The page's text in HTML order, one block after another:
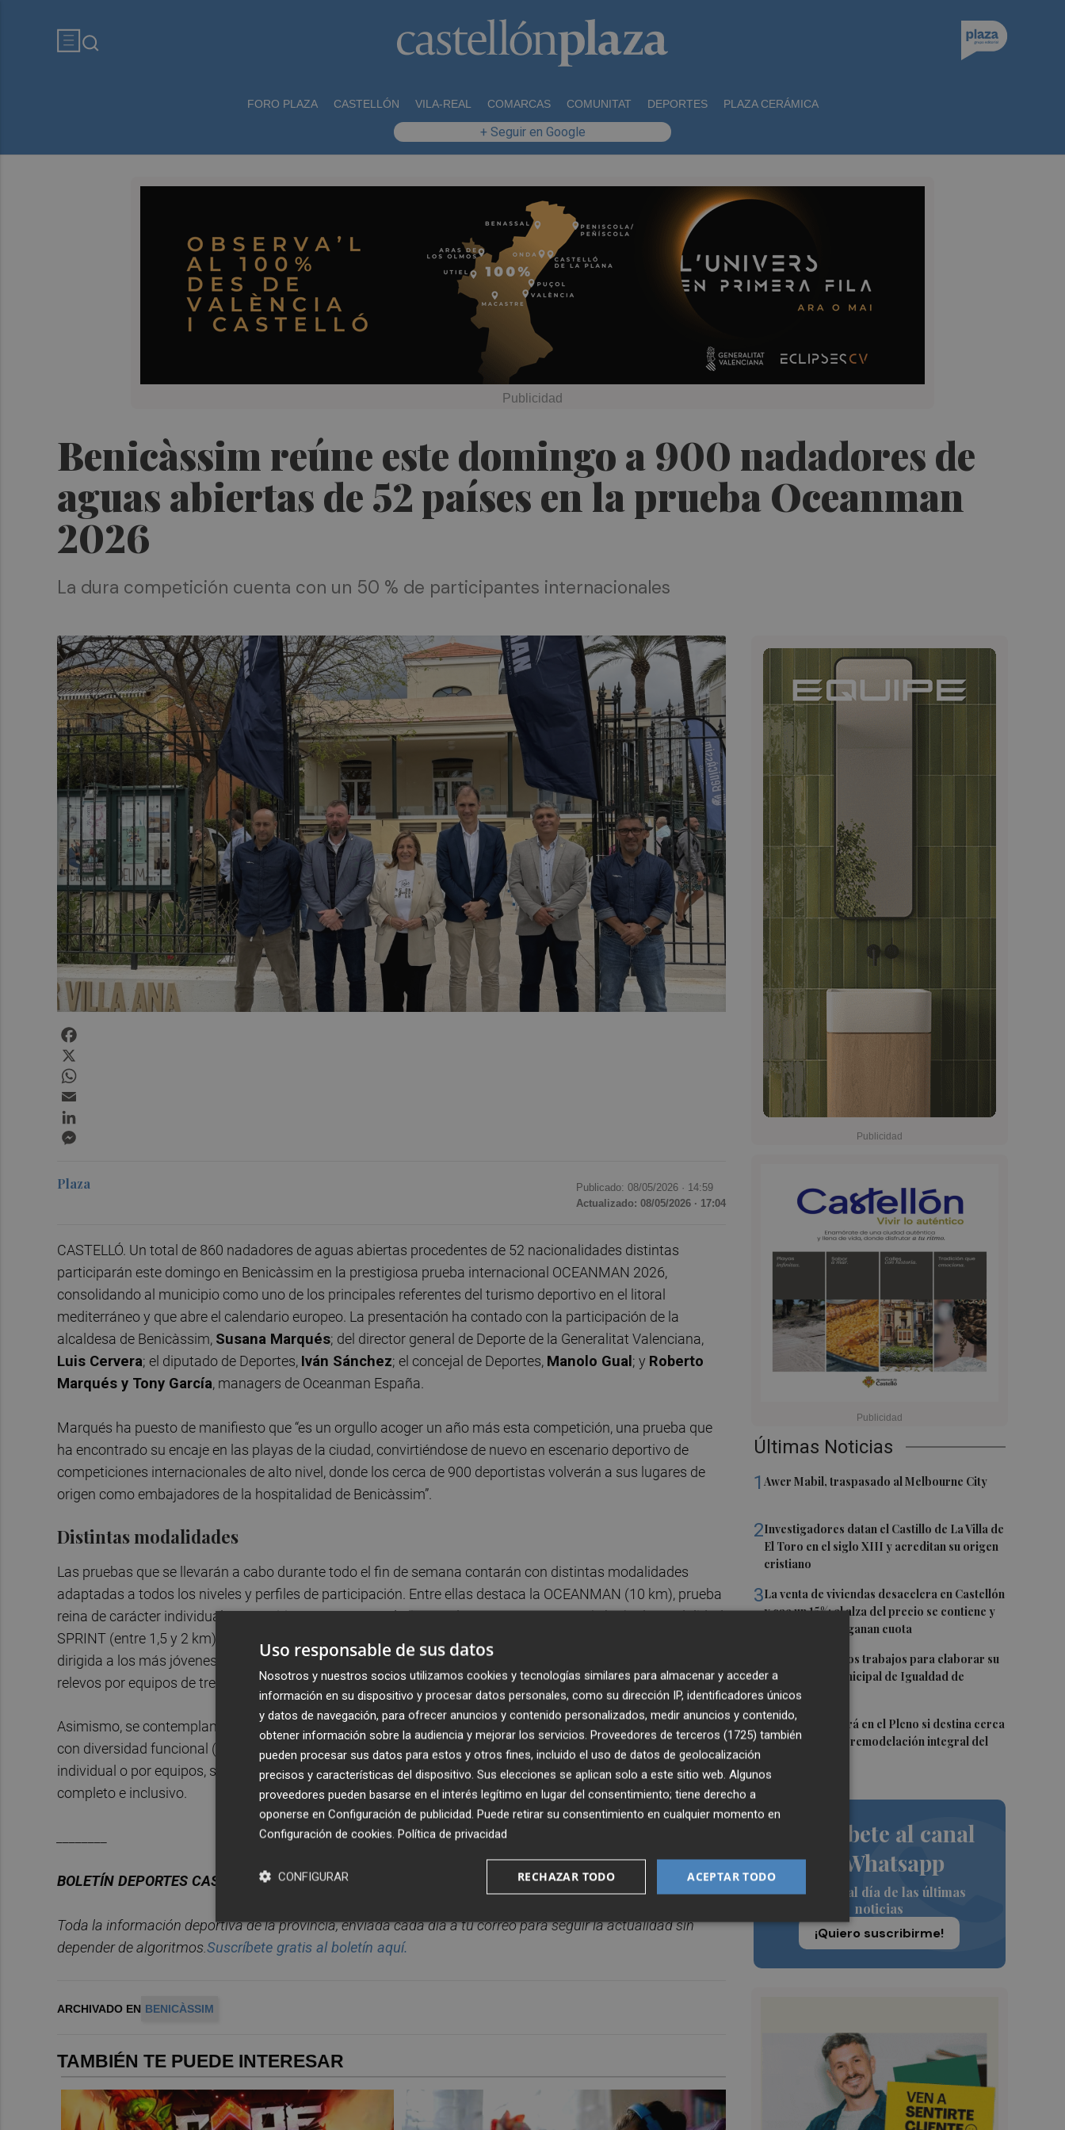
FORO PLAZA CASTELLÓN VILA-REAL COMARCAS COMUNITAT DEPORTES PLAZA CERÁMICA
+ Seguir en Google
Benicàssim reúne este domingo a 900 nadadores de
aguas abiertas de 52 países en la prueba Oceanman
2026
La dura competición cuenta con un 50 % de participantes internacionales
Últimas Noticias
1Awer Mabil, traspasado al Melbourne City
2Investigadores datan el Castillo de La Villa de
El Toro en el siglo XIII y acreditan su origen
cristiano
3La venta de viviendas desacelera en Castellón
y cae un 15%: el alza del precio se contiene y
los extranjeros ganan cuota
Vila-real inicia los trabajos para elaborar su
primer Plan Municipal de Igualdad de
Oportunidades
5Burriana decidirá en el Pleno si destina cerca
de un millón a la remodelación integral del
Suscríbete al canal
de Whatsapp
Siempre al día de las últimas
noticias
¡Quiero suscribirme!
Plaza Publicado: 08/05/2026 · 14:59
Actualizado: 08/05/2026 · 17:04
CASTELLÓ. Un total de 860 nadadores de aguas abiertas procedentes de 52 nacionalidades distintas
participarán este domingo en Benicàssim en la prestigiosa prueba internacional OCEANMAN 2026,
consolidando al municipio como uno de los principales referentes del turismo deportivo en el litoral
mediterráneo y que abre el calendario europeo. La presentación ha contado con la participación de la
alcaldesa de Benicàssim, Susana Marqués; del director general de Deporte de la Generalitat Valenciana,
Luis Cervera; el diputado de Deportes, Iván Sánchez; el concejal de Deportes, Manolo Gual ; y Roberto
Marqués y Tony García, managers de Oceanman España.
Marqués ha puesto de manifiesto que “es un orgullo acoger un año más esta competición, una prueba que
ha encontrado su encaje en las playas de la ciudad, convirtiéndose de nuevo en escenario deportivo de
competiciones internacionales de alto nivel, donde los cerca de 900 deportistas volverán a sus lugares de
origen como embajadores de la hospitalidad de Benicàssim”.
Distintas modalidades
Las pruebas que se llevarán a cabo durante todo el fin de semana contarán con distintas modalidades
adaptadas a todos los niveles y perfiles de participación. Entre ellas destaca la OCEANMAN (10 km), prueba
reina de carácter individual, competitivo y cronometrado, junto a la HALF OCEANMAN (5 km) y la modalidad
SPRINT (entre 1,5 y 2 km), también de carácter competitivo. El evento incluye además la OCEANKIDS,
dirigida a los más jóvenes con distancias de entre 500 y 750 metros, y la OCEANTEAMS, una prueba de
relevos por equipos de tres nadadores en esa misma distancia, con categorías masculina, femenina y mixta.
Asimismo, se contemplan modalidades como la OCEANFINS (entre 1,5 y 2 km), la prueba para personas
con diversidad funcional (de 50 a 200 metros, con acompañante). Todas las competiciones tienen carácter
individual o por equipos, son competitivas y están cronometradas, consolidando un programa deportivo
completo e inclusivo.
BOLETÍN DEPORTES CASTELL ÓN PLAZA.
Toda la información deportiva de la provincia, enviada cada día a tu correo para seguir la actualidad sin
depender de algoritmos.Suscríbete gratis alboletín aquí.
ARCHIVADO EN BENICÀSSIM
TAMBIÉN TE PUEDE INTERESAR
Uso responsable de sus datos
Nosotros y nuestros socios utilizamos cookies y tecnologías similares para almacenar y acceder a
información en su dispositivo y procesar datos personales, como su dirección IP, identificadores únicos
y datos de navegación, para ofrecer anuncios y contenido personalizados, medir anuncios y contenido,
obtener información sobre la audiencia y mejorar los servicios. Proveedores de terceros (1725) también
pueden procesar sus datos para estos y otros fines, incluido el uso de datos de geolocalización
precisos y características del dispositivo. Sus elecciones se aplican solo a este sitio web. Algunos
proveedores pueden basarse en el interés legítimo en lugar del consentimiento; tiene derecho a
oponerse en Configuración de publicidad. Puede retirar su consentimiento en cualquier momento en
Configuración de cookies. Política de privacidad
ACEPTAR TODO
RECHAZAR TODO
CONFIGURAR